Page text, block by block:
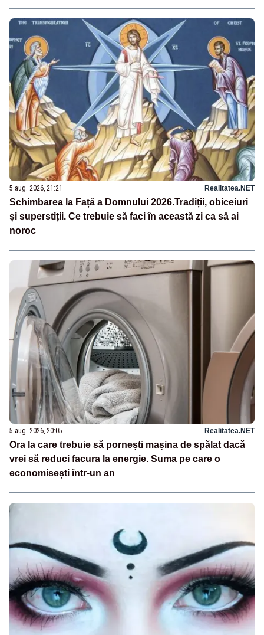
5 aug. 2026, 21:21 Realitatea.NET
Schimbarea la Față a Domnului 2026.Tradiții, obiceiuri
și superstiții. Ce trebuie să faci în această zi ca să ai
noroc
5 aug. 2026, 20:05 Realitatea.NET
Ora la care trebuie să pornești mașina de spălat dacă
vrei să reduci facura la energie. Suma pe care o
economisești într-un an